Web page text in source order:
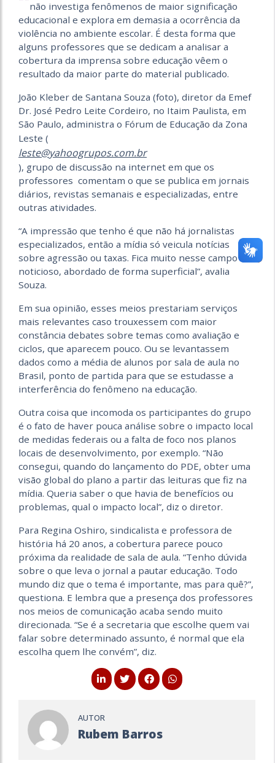
não investiga fenômenos de maior significação
educacional e explora em demasia a ocorrência da
violência no ambiente escolar. É desta forma que
alguns professores que se dedicam a analisar a
cobertura da imprensa sobre educação vêem o
resultado da maior parte do material publicado.
João Kleber de Santana Souza (foto), diretor da Emef
Dr. José Pedro Leite Cordeiro, no Itaim Paulista, em
São Paulo, administra o Fórum de Educação da Zona
Leste (
leste@yahoogrupos.com.br
), grupo de discussão na internet em que os
professores comentam o que se publica em jornais
diários, revistas semanais e especializadas, entre
outras atividades.
“A impressão que tenho é que não há jornalistas
especializados, então a mídia só veicula notícias
sobre agressão ou taxas. Fica muito nesse campo
noticioso, abordado de forma superficial”, avalia
Souza.
Em sua opinião, esses meios prestariam serviços
mais relevantes caso trouxessem com maior
constância debates sobre temas como avaliação e
ciclos, que aparecem pouco. Ou se levantassem
dados como a média de alunos por sala de aula no
Brasil, ponto de partida para que se estudasse a
interferência do fenômeno na educação.
Outra coisa que incomoda os participantes do grupo
é o fato de haver pouca análise sobre o impacto local
de medidas federais ou a falta de foco nos planos
locais de desenvolvimento, por exemplo. “Não
consegui, quando do lançamento do PDE, obter uma
visão global do plano a partir das leituras que fiz na
mídia. Queria saber o que havia de benefícios ou
problemas, qual o impacto local”, diz o diretor.
Para Regina Oshiro, sindicalista e professora de
história há 20 anos, a cobertura parece pouco
próxima da realidade de sala de aula. “Tenho dúvida
sobre o que leva o jornal a pautar educação. Todo
mundo diz que o tema é importante, mas para quê?”,
questiona. E lembra que a presença dos professores
nos meios de comunicação acaba sendo muito
direcionada. “Se é a secretaria que escolhe quem vai
falar sobre determinado assunto, é normal que ela
escolha quem lhe convém”, diz.
AUTOR
Rubem Barros